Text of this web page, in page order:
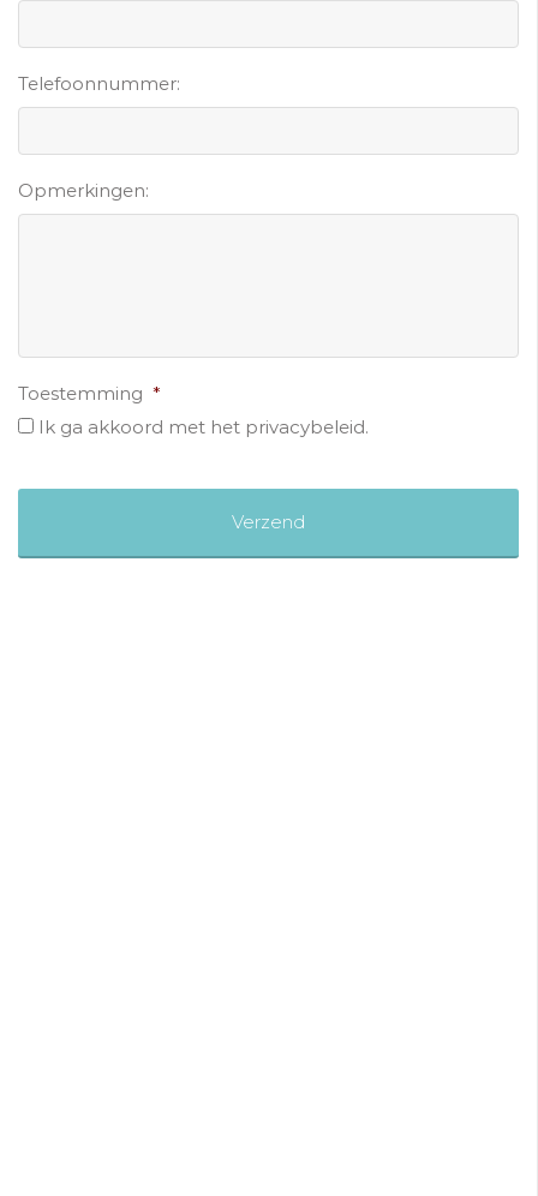
Telefoonnummer:
Opmerkingen:
Toestemming *
Ik ga akkoord met het privacybeleid.